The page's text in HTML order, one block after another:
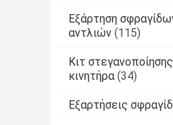
Εξάρτηση
αντλιών (115)
Κιτ
κινητήρα (34)
Εξαρτήσεις